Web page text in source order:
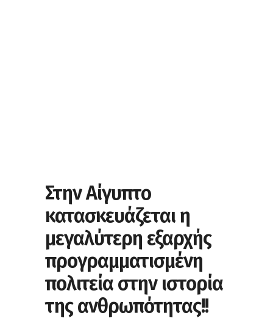
Στην Αίγυπτο
κατασκευάζεται η
μεγαλύτερη εξαρχής
προγραμματισμένη
πολιτεία στην ιστορία
της ανθρωπότητας!!